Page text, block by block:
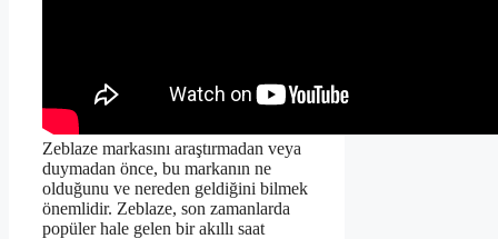
Zeblaze markasını araştırmadan veya
duymadan önce, bu markanın ne
olduğunu ve nereden geldiğini bilmek
önemlidir. Zeblaze, son zamanlarda
popüler hale gelen bir akıllı saat